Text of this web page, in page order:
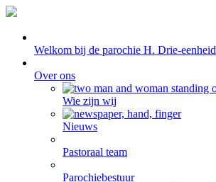
Welkom bij de parochie H. Drie-eenheid
Over ons
Wie zijn wij
Nieuws
Pastoraal team
Parochiebestuur